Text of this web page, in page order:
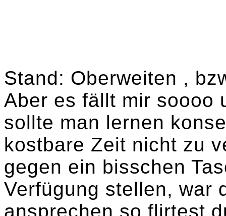
Stand: Oberweiten ,
Aber es fällt mir soooo
sollte man lernen
kostbare Zeit nicht zu
gegen ein bisschen
Verfügung stellen, war
ansprechen so flirtest